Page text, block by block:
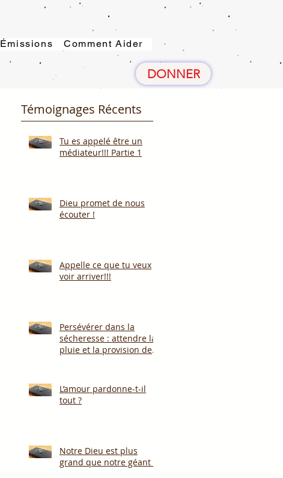
Émissions Comment Aider
DONNER
Témoignages Récents
Tu es appelé être un
médiateur!!! Partie 1
Dieu promet de nous
écouter !
Appelle ce que tu veux
voir arriver!!!
Persévérer dans la
sécheresse : attendre la
pluie et la provision de
L’amour pardonne-t-il
tout ?
Notre Dieu est plus
grand que notre géant !